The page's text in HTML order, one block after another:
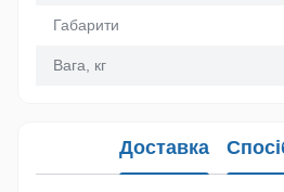
Габарити
Вага, кг
Доставка